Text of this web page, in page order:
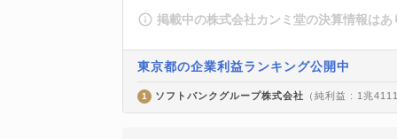
掲載中の株式会社カンミ堂の決算情報はあ
東京都の企業利益ランキング公開中
1 ソフトバンクグループ株式会社 （純利益 : 1兆